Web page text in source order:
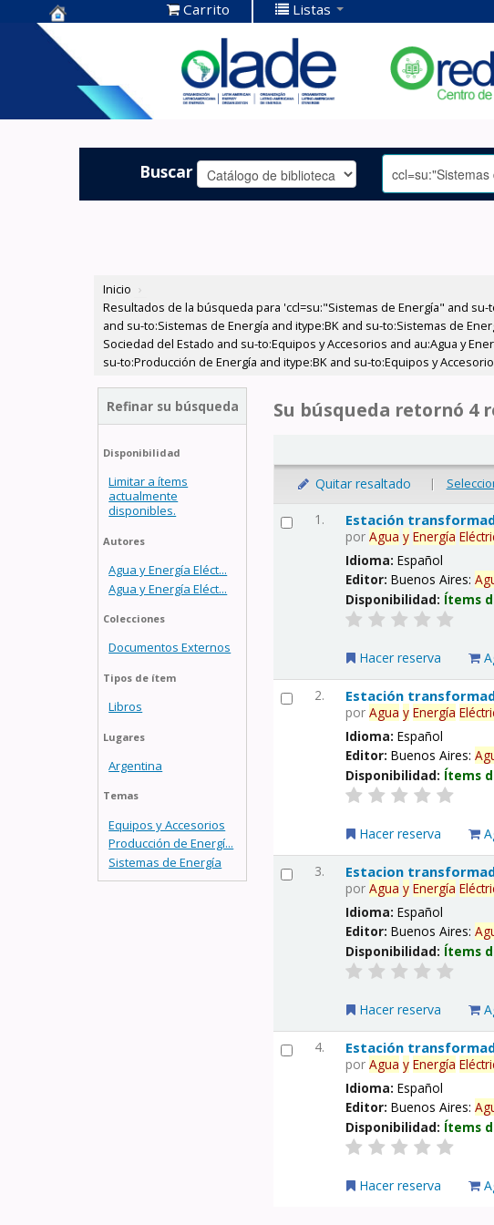
Centro de
Documentación
OLADE -
Carrito Listas
Buscar
Inicio ›
Resultados de la búsqueda para 'ccl=su:"Sistemas de Energía" and su-
and su-to:Sistemas de Energía and itype:BK and su-to:Sistemas de
Sociedad del Estado and su-to:Equipos y Accesorios and au:Agua y
su-to:Producción de Energía and itype:BK and su-to:Equipos y
Refinar su búsqueda
Disponibilidad
Limitar a ítems
actualmente
disponibles.
Autores
Agua y Energía Eléct...
Agua y Energía Eléct...
Colecciones
Documentos Externos
Tipos de ítem
Libros
Lugares
Argentina
Temas
Equipos y Accesorios
Producción de Energí...
Sistemas de Energía
Su búsqueda retornó 4
Quitar resaltado |
1. Estación
porAgua y Energía
Idioma:Español
Editor:Buenos Aires:
Disponibilidad: Ítems
Hacer reserva
2. Estación
porAgua y Energía
Idioma:Español
Editor:Buenos Aires:
Disponibilidad: Ítems
Hacer reserva
3. Estacion
porAgua y Energía
Idioma:Español
Editor:Buenos Aires:
Disponibilidad: Ítems
Hacer reserva
4. Estación
porAgua y Energía
Idioma:Español
Editor:Buenos Aires:
Disponibilidad: Ítems
Hacer reserva